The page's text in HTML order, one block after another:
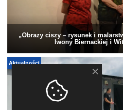
„Obrazy ciszy – rysunek i
Iwony Biernackiej i
Aktualności